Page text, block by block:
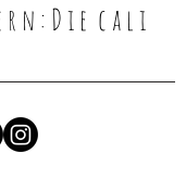
n : D i e c a l i